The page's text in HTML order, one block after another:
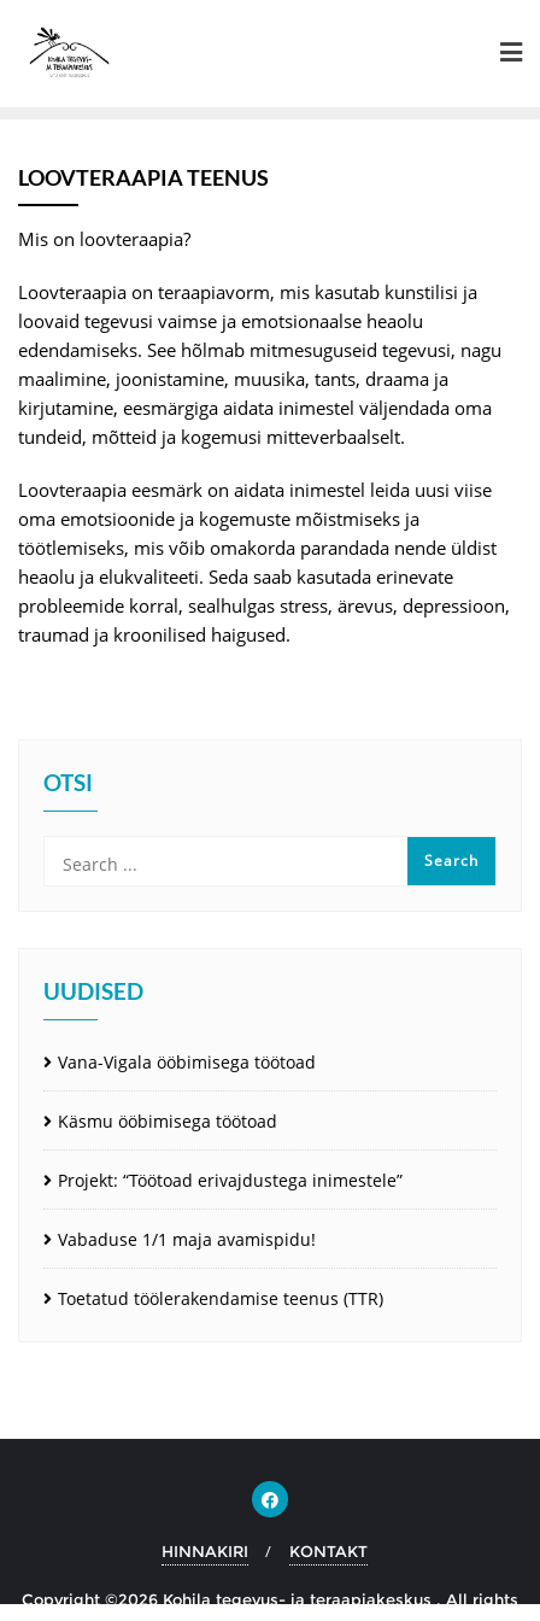
content
LOOVTERAAPIA TEENUS
Mis on loovteraapia?
Loovteraapia on teraapiavorm, mis kasutab kunstilisi ja
loovaid tegevusi vaimse ja emotsionaalse heaolu
edendamiseks. See hõlmab mitmesuguseid tegevusi, nagu
maalimine, joonistamine, muusika, tants, draama ja
kirjutamine, eesmärgiga aidata inimestel väljendada oma
tundeid, mõtteid ja kogemusi mitteverbaalselt.
Loovteraapia eesmärk on aidata inimestel leida uusi viise
oma emotsioonide ja kogemuste mõistmiseks ja
töötlemiseks, mis võib omakorda parandada nende üldist
heaolu ja elukvaliteeti. Seda saab kasutada erinevate
probleemide korral, sealhulgas stress, ärevus, depressioon,
traumad ja kroonilised haigused.
OTSI
UUDISED
Vana-Vigala ööbimisega töötoad
Käsmu ööbimisega töötoad
Projekt: “Töötoad erivajdustega inimestele”
Vabaduse 1/1 maja avamispidu!
Toetatud töölerakendamise teenus (TTR)
HINNAKIRI KONTAKT
Copyright ©2026 Kohila tegevus- ja teraapiakeskus . All rights